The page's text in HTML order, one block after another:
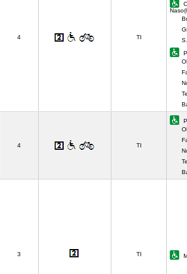
4 TI
4 TI
3 TI